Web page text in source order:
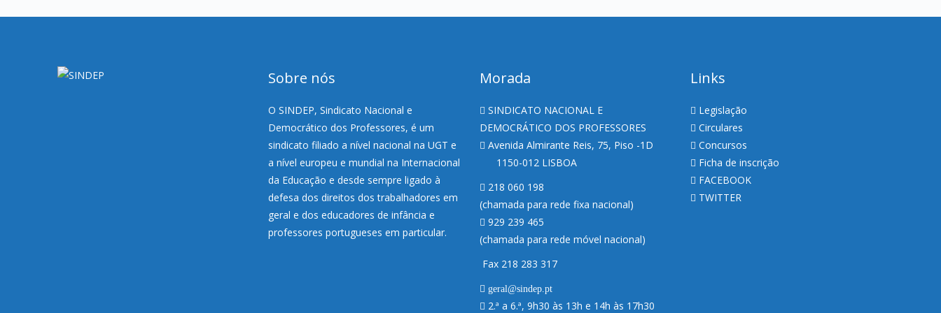
Sobre nós
O SINDEP, Sindicato Nacional e
Democrático dos Professores, é um
sindicato filiado a nível nacional na UGT e
a nível europeu e mundial na Internacional
da Educação e desde sempre ligado à
defesa dos direitos dos trabalhadores em
geral e dos educadores de infância e
professores portugueses em particular.
Morada
SINDICATO NACIONAL E
DEMOCRÁTICO DOS PROFESSORES
Avenida Almirante Reis, 75, Piso -1D
1150-012 LISBOA
218 060 198
(chamada para rede fixa nacional)
929 239 465
(chamada para rede móvel nacional)
Fax 218 283 317
geral@sindep.pt
2.ª a 6.ª, 9h30 às 13h e 14h às 17h30
Links
Legislação
Circulares
Concursos
Ficha de inscrição
FACEBOOK
TWITTER